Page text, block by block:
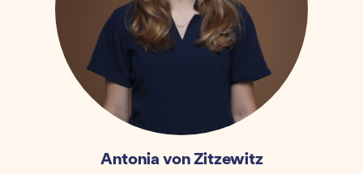
Antonia von Zitzewitz